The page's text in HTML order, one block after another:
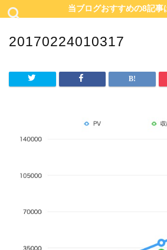
当ブログおすすめの8記事
20170224010317